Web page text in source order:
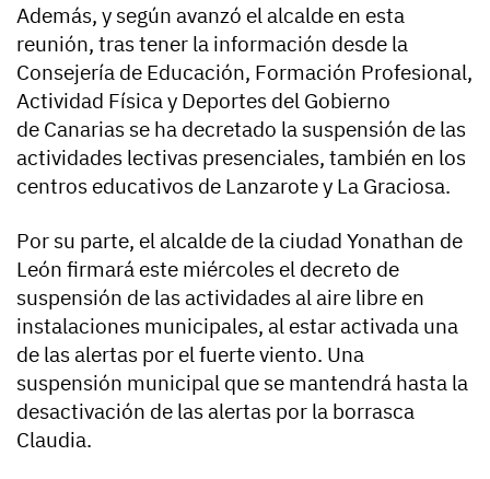
Además, y según avanzó el alcalde en esta
reunión, tras tener la información desde la
Consejería de Educación, Formación Profesional,
Actividad Física y Deportes del Gobierno
de Canarias se ha decretado la suspensión de las
actividades lectivas presenciales, también en los
centros educativos de Lanzarote y La Graciosa.
Por su parte, el alcalde de la ciudad Yonathan de
León firmará este miércoles el decreto de
suspensión de las actividades al aire libre en
instalaciones municipales, al estar activada una
de las alertas por el fuerte viento. Una
suspensión municipal que se mantendrá hasta la
desactivación de las alertas por la borrasca
Claudia.